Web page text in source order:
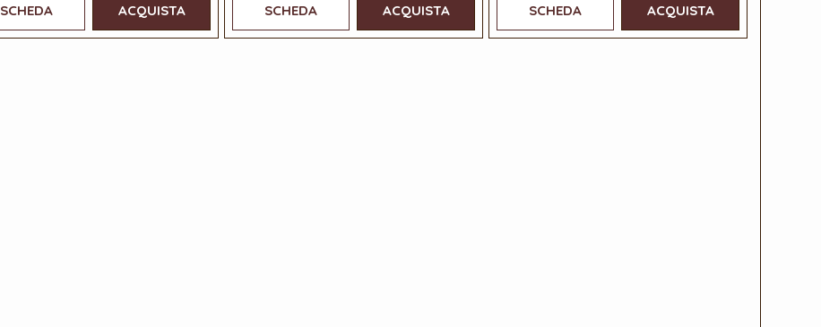
SCHEDA ACQUISTA SCHEDA ACQUISTA SCHEDA ACQUISTA